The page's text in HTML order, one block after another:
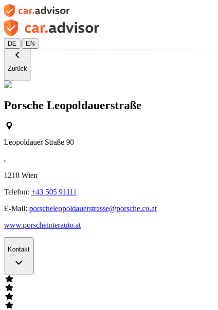
DE | EN
Zurück
Porsche Leopoldauerstraße
Leopoldauer Straße 90
,
1210 Wien
Telefon: +43 505 91111
E-Mail: porscheleopoldauerstrasse@porsche.co.at
www.porscheinterauto.at
Kontakt